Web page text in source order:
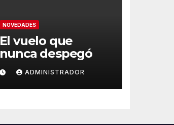
NOVEDADES
El vuelo que
nunca despegó
ADMINISTRADOR